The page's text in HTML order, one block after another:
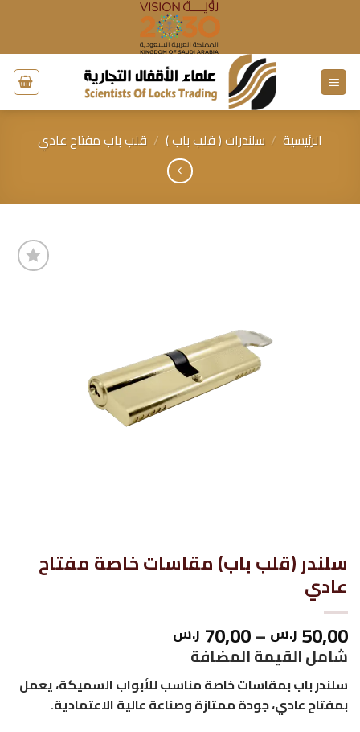
الرئيسية / سلندرات ( قلب باب ) / قلب باب مفتاح عادي
سلندر (قلب باب) مقاسات خاصة مفتاح
عادي
50,00 ر.س –
70,00 ر.س
من
خلال
شامل القيمة المضافة
سلندر باب بمقاسات خاصة مناسب للأبواب السميكة، يعمل
بمفتاح عادي، جودة ممتازة وصناعة عالية الاعتمادية.